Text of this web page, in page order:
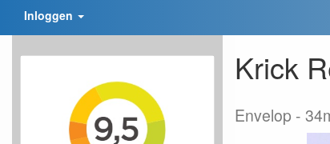
Inloggen
Krick
Envelop